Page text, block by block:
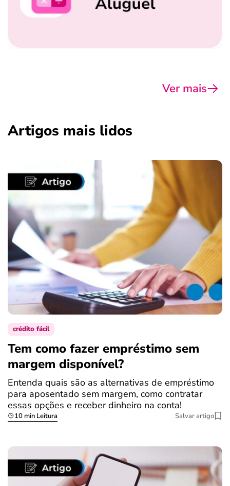
Ver mais
Artigos mais lidos
crédito fácil
Tem como fazer empréstimo sem
margem disponível?
Entenda quais são as alternativas de empréstimo
para aposentado sem margem, como contratar
essas opções e receber dinheiro na conta!
10 min Leitura Salvar artigo